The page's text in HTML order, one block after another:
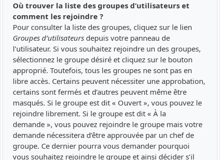
Où trouver la liste des groupes d’utilisateurs et
comment les rejoindre ?
Pour consulter la liste des groupes, cliquez sur le lien
Groupes d’utilisateurs depuis votre panneau de
l’utilisateur. Si vous souhaitez rejoindre un des groupes,
sélectionnez le groupe désiré et cliquez sur le bouton
approprié. Toutefois, tous les groupes ne sont pas en
libre accès. Certains peuvent nécessiter une approbation,
certains sont fermés et d’autres peuvent même être
masqués. Si le groupe est dit « Ouvert », vous pouvez le
rejoindre librement. Si le groupe est dit « À la
demande », vous pouvez rejoindre le groupe mais votre
demande nécessitera d’être approuvée par un chef de
groupe. Ce dernier pourra vous demander pourquoi
vous souhaitez rejoindre le groupe et ainsi décider s’il